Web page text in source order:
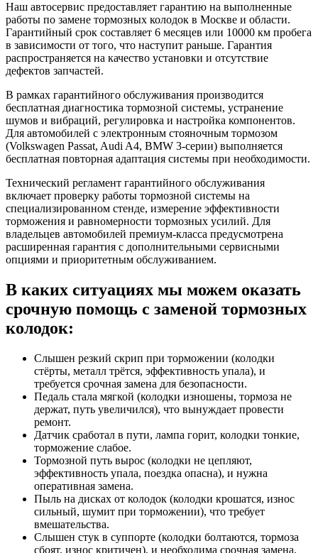
Наш автосервис предоставляет гарантию на выполненные
работы по замене тормозных колодок в Москве и области.
Гарантийный срок составляет 6 месяцев или 10000 км пробега
в зависимости от того, что наступит раньше. Гарантия
распространяется на качество установки и отсутствие
дефектов запчастей.
В рамках гарантийного обслуживания производится
бесплатная диагностика тормозной системы, устранение
шумов и вибраций, регулировка и настройка компонентов.
Для автомобилей с электронным стояночным тормозом
(Volkswagen Passat, Audi A4, BMW 3-серии) выполняется
бесплатная повторная адаптация системы при необходимости.
Технический регламент гарантийного обслуживания
включает проверку работы тормозной системы на
специализированном стенде, измерение эффективности
торможения и равномерности тормозных усилий. Для
владельцев автомобилей премиум-класса предусмотрена
расширенная гарантия с дополнительными сервисными
опциями и приоритетным обслуживанием.
В каких ситуациях мы можем оказать
срочную помощь с заменой тормозных
колодок:
Слышен резкий скрип при торможении (колодки
стёрты, металл трётся, эффективность упала), и
требуется срочная замена для безопасности.
Педаль стала мягкой (колодки изношены, тормоза не
держат, путь увеличился), что вынуждает провести
ремонт.
Датчик сработал в пути, лампа горит, колодки тонкие,
торможение слабое.
Тормозной путь вырос (колодки не цепляют,
эффективность упала, поездка опасна), и нужна
оперативная замена.
Пыль на дисках от колодок (колодки крошатся, износ
сильный, шумит при торможении), что требует
вмешательства.
Слышен стук в суппорте (колодки болтаются, тормоза
сбоят, износ критичен), и необходима срочная замена.